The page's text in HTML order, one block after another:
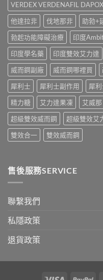
別
指
南〉
中
果、
正
確
用
法
與
香
港
購
買
指
南〉
中
與
Climax
印
度
神
油
實
測
比
較〉
VERDEX VERDENAFIL
他達拉非
伐地那非 助勃+
勃起功能障礙治療
印度
印度學名藥
印度雙效艾力達
威而鋼副廠
威而鋼哪裡買
犀利士
犀利士副作用 犀
精力糖
艾力達果凍 艾威那
超級雙效威而鋼
超級雙效艾
雙效合一
雙效威而鋼
售後服務SERVICE
聯繫我們
私隱政策
退貨政策